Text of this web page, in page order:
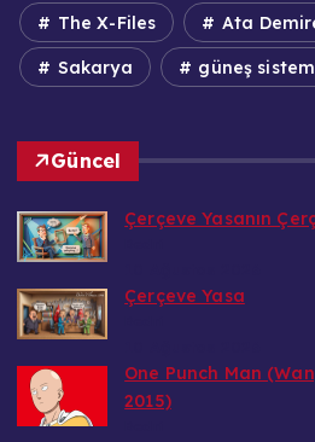
The X-Files Ata
Sakarya güneş
Güncel
Çerçeve Yasanın
Çerçeve Yasa
One Punch Man
2015)